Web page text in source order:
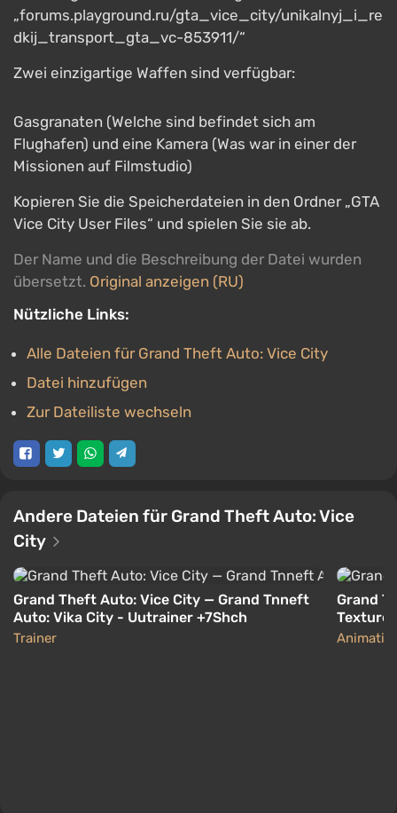
„forums.playground.ru/gta_vice_city/unikalnyj_i_re
dkij_transport_gta_vc-853911/“
Zwei einzigartige Waffen sind verfügbar:
Gasgranaten (Welche sind befindet sich am
Flughafen) und eine Kamera (Was war in einer der
Missionen auf Filmstudio)
Kopieren Sie die Speicherdateien in den Ordner „GTA
Vice City User Files“ und spielen Sie sie ab.
Der Name und die Beschreibung der Datei wurden
übersetzt. Original anzeigen (RU)
Nützliche Links:
Alle Dateien für Grand Theft Auto: Vice City
Datei hinzufügen
Zur Dateiliste wechseln
Andere Dateien für Grand Theft Auto: Vice
City
Grand Theft Auto: Vice City — Grand Tnneft
Auto: Vika City - Uutrainer +7Shch
Trainer
Grand